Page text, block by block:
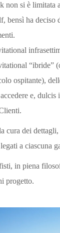
non si è limitata
bensì ha deciso
“ibride”
ospitante),
e, dulcis
cura dei
a ciascuna
in piena
progetto.